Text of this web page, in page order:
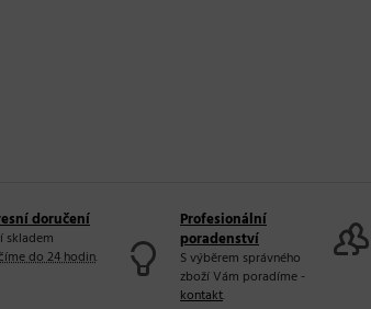
doručení
skladem
do 24 hodin.
Profesionální
poradenství
S výběrem správného
zboží Vám poradíme -
kontakt.